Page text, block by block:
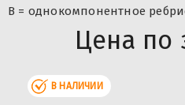
B = однокомпонентное
Цена по
В НАЛИЧИИ